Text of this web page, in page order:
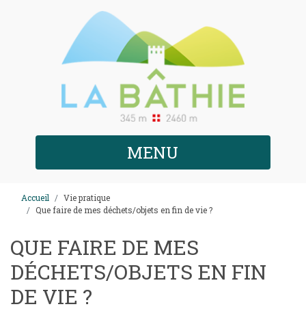
MENU
Accueil
Vie pratique
Que faire de mes déchets/objets en fin de vie ?
QUE FAIRE DE MES
DÉCHETS/OBJETS EN FIN
DE VIE ?